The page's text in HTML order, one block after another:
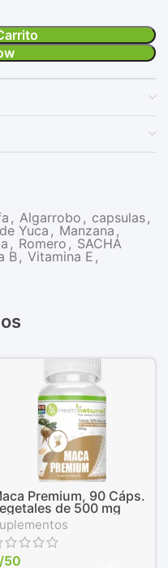
, Algarrobo , capsulas,
Yuca , Manzana ,
, Romero , SACHA
B, Vitamina E ,
Premium, 90 Cáps.
de 500 mg
50